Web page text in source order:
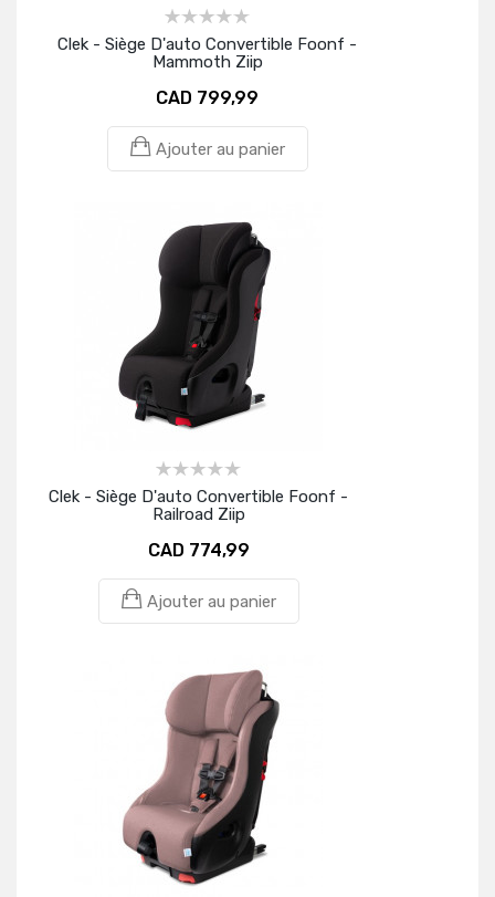
Clek - Siège D'auto Convertible Foonf -
Mammoth Ziip
CAD 799,99
Ajouter au panier
Clek - Siège D'auto Convertible Foonf -
Railroad Ziip
CAD 774,99
Ajouter au panier